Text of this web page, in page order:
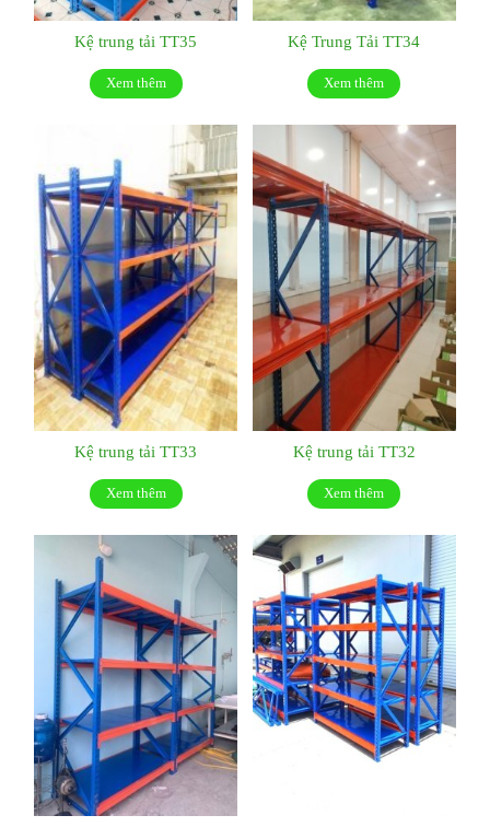
Kệ trung tải TT35
Xem thêm
Kệ Trung Tải TT34
Xem thêm
Kệ trung tải TT33
Xem thêm
Kệ trung tải TT32
Xem thêm